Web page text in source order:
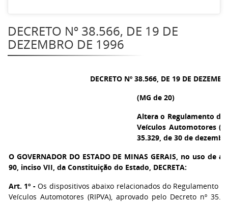
DECRETO Nº 38.566, DE 19 DE
DEZEMBRO DE 1996
DECRETO Nº 38.566, DE 19 DE
(MG de 20)
Altera o Regulamento
Veículos Automotores
35.329, de 30 de
O GOVERNADOR DO ESTADO DE MINAS GERAIS, no uso de
90, inciso VII, da Constituição do Estado, DECRETA:
Art. 1º -Os dispositivos abaixo relacionados do Regulamento
Veículos Automotores (RIPVA), aprovado pelo Decreto nº